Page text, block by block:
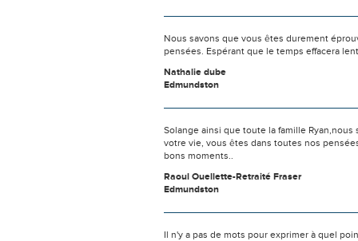
Nous savons que vous êtes durement
pensées. Espérant que le temps effacera
Nathalie dube
Edmundston
Solange ainsi que toute la famille
votre vie, vous êtes dans toutes nos
bons moments..
Raoul Ouellette-Retraité Fraser
Edmundston
Il n'y a pas de mots pour exprimer à quel